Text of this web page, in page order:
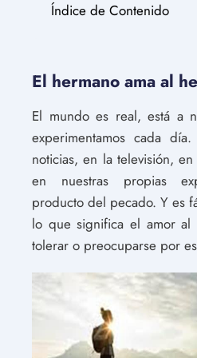
Índice de Contenido
El hermano ama al
El mundo es real, está a
experimentamos cada
noticias, en la televisión,
en nuestras propias
producto del pecado. Y es
lo que significa el amor al
tolerar o preocuparse por